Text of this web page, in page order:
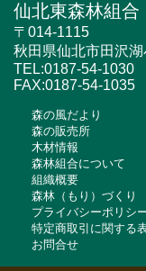
仙北東森林組合
〒014-1115
秋田県仙北市田沢
TEL:0187-54-
FAX:0187-54-1035
森の風だより
森の販売所
木材情報
森林組合について
組織概要
森林（もり）づくり
プライバシーポリシ
特定商取引に関する
お問合せ